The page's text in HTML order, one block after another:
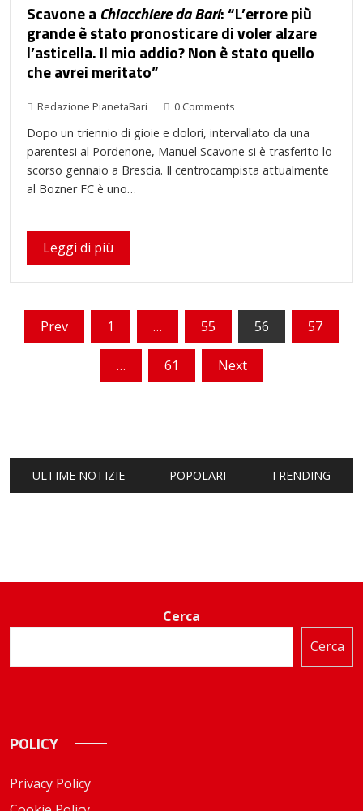
Scavone a Chiacchiere da Bari: “L’errore più
grande è stato pronosticare di voler alzare
l’asticella. Il mio addio? Non è stato quello
che avrei meritato”
Redazione PianetaBari 0 Comments
Dopo un triennio di gioie e dolori, intervallato da una
parentesi al Pordenone, Manuel Scavone si è trasferito lo
scorso gennaio a Brescia. Il centrocampista attualmente
al Bozner FC è uno…
Leggi di più
Paginazione
Prev 1 … 55 56 57
… 61 Next
ULTIME NOTIZIE POPOLARI TRENDING
Cerca
Cerca
POLICY
Privacy Policy